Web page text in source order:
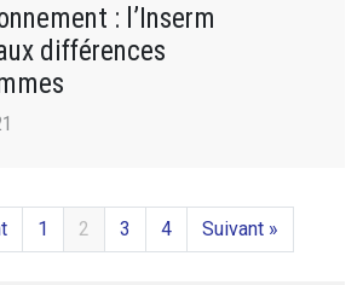
: l’Inserm
différences
1 2 3 4 Suivant »